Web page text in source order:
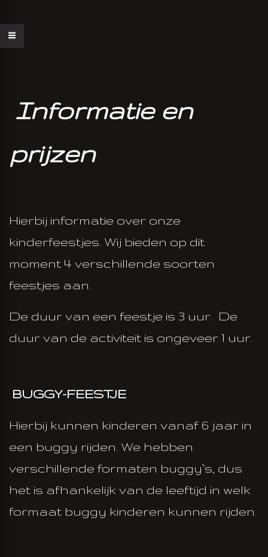
Informatie en
prijzen
Hierbij informatie over onze
kinderfeestjes. Wij bieden op dit
moment 4 verschillende soorten
feestjes aan.
De duur van een feestje is 3 uur. De
duur van de activiteit is ongeveer 1 uur.
BUGGY-FEESTJE
Hierbij kunnen kinderen vanaf 6 jaar in
een buggy rijden. We hebben
verschillende formaten buggy`s, dus
het is afhankelijk van de leeftijd in welk
formaat buggy kinderen kunnen rijden.